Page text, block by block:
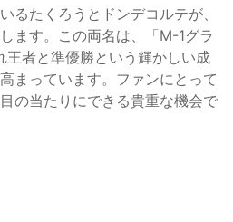
るたくろうとドンデコルテが、
ます。この両名は、「M-1グラ
者と準優勝という輝かしい成
まっています。ファンにとって
の当たりにできる貴重な機会で